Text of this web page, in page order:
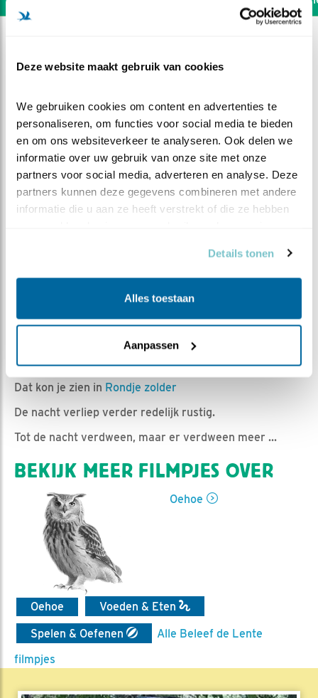
Deze website maakt gebruik van cookies
We gebruiken cookies om content en advertenties te
personaliseren, om functies voor social media te bieden
en om ons websiteverkeer te analyseren. Ook delen we
informatie over uw gebruik van onze site met onze
partners voor social media, adverteren en analyse. Deze
partners kunnen deze gegevens combineren met andere
informatie die u aan ze heeft verstrekt of die ze hebben
Details tonen
Alles toestaan
Aanpassen
De verdwijntruc
Romke Visser | Geplaatst op 4 mei 2021, 11:30 |
Vind
Bewaar dit filmpje
Gisteravond gebeurde er weer even van alles.
Dat kon je zien in Rondje zolder
De nacht verliep verder redelijk rustig.
Tot de nacht verdween, maar er verdween meer ...
BEKIJK MEER FILMPJES OVER
Oehoe
Oehoe
Voeden & Eten
Spelen & Oefenen
Alle Beleef de Lente
filmpjes